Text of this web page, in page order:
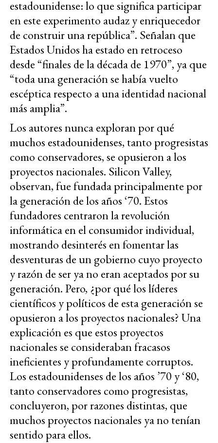
estadounidense: lo que significa participar
en este experimento audaz y enriquecedor
de construir una república”. Señalan que
Estados Unidos ha estado en retroceso
desde “finales de la década de 1970”, ya que
“toda una generación se había vuelto
escéptica respecto a una identidad nacional
más amplia”.
Los autores nunca exploran por qué
muchos estadounidenses, tanto progresistas
como conservadores, se opusieron a los
proyectos nacionales. Silicon Valley,
observan, fue fundada principalmente por
la generación de los años ‘70. Estos
fundadores centraron la revolución
informática en el consumidor individual,
mostrando desinterés en fomentar las
desventuras de un gobierno cuyo proyecto
y razón de ser ya no eran aceptados por su
generación. Pero, ¿por qué los líderes
científicos y políticos de esta generación se
opusieron a los proyectos nacionales? Una
explicación es que estos proyectos
nacionales se consideraban fracasos
ineficientes y profundamente corruptos.
Los estadounidenses de los años ’70 y ‘80,
tanto conservadores como progresistas,
concluyeron, por razones distintas, que
muchos proyectos nacionales ya no tenían
sentido para ellos.